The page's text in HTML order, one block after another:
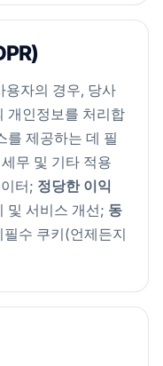
용자의 경우, 당사
개인정보를 처리합
제공하는 데 필
무 및 기타 적용
터; 정당한 이익
및 서비스 개선; 동
수 쿠키(언제든지